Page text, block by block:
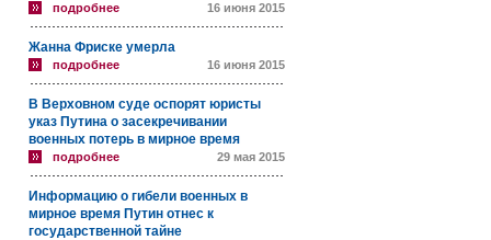
подробнее 16 июня 2015
Жанна Фриске умерла
подробнее 16 июня 2015
В Верховном суде оспорят юристы
указ Путина о засекречивании
военных потерь в мирное время
подробнее 29 мая 2015
Информацию о гибели военных в
мирное время Путин отнес к
государственной тайне